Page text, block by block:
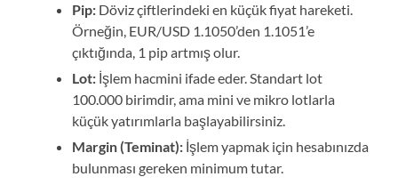
Pip: Döviz çiftlerindeki en küçük fiyat hareketi.
Örneğin, EUR/USD 1.1050’den 1.1051’e
çıktığında, 1 pip artmış olur.
Lot: İşlem hacmini ifade eder. Standart lot
100.000 birimdir, ama mini ve mikro lotlarla
küçük yatırımlarla başlayabilirsiniz.
Margin (Teminat): İşlem yapmak için hesabınızda
bulunması gereken minimum tutar.